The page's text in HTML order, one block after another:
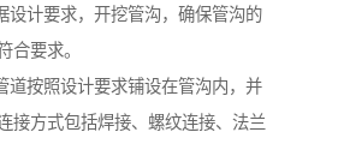
计要求，开挖管沟，确保管沟的
合要求。
按照设计要求铺设在管沟内，并
接方式包括焊接、螺纹连接、法兰